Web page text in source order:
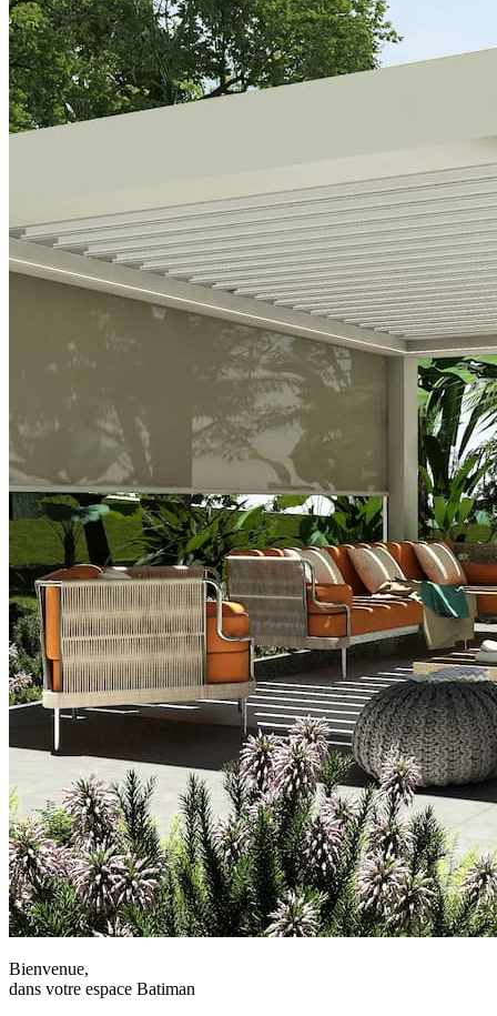
Bienvenue,
dans votre espace Batiman